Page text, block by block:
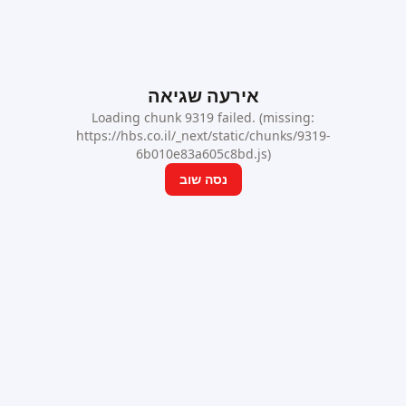
אירעה שגיאה
Loading chunk 9319 failed. (missing:
https://hbs.co.il/_next/static/chunks/9319-
6b010e83a605c8bd.js)